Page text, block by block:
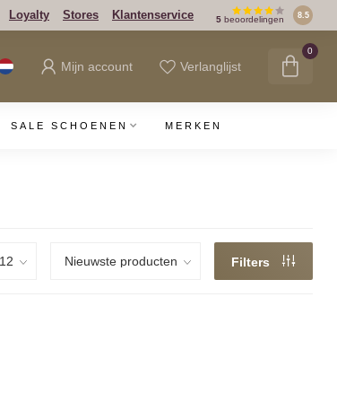
Loyalty Stores Klantenservice 5 beoordelingen 8.5
Mijn account Verlanglijst
0
SALE SCHOENEN MERKEN
Filters